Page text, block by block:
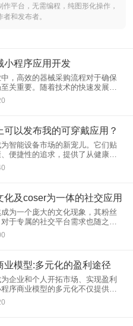
平台，无需编程，纯图形化操作，
和发布者。
小程序应用开发
，高效的器械采购流程对于确保
关重要。随着技术的快速发展，
成为改善和优化这一流程的关键
门定制的医疗器械采购小程序，
可以发布我的可穿戴应用？
智能设备市场的新宠儿。它们贴
便捷性的追求，提供了从健康监
元化服务。但是，对于开发者来
题是：在哪些平台上可以发布我
化及coser为一体的社交应用
为一个庞大的文化现象，其粉丝
于专属的社交平台需求也随之增
如何开发一个集合了二次元文化
社交应用，打造一个专属于动漫爱
业模型:多元化的盈利途径
企业和个人开拓市场、实现盈利
序商业模型的多元化不仅提供了
还为开发者打开了一扇扇盈利的
中，我们将探讨应用小程序的盈